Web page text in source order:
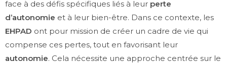
face à des défis spécifiques liés à leur perte
d’autonomie et à leur bien-être. Dans ce contexte, les
EHPAD ont pour mission de créer un cadre de vie qui
compense ces pertes, tout en favorisant leur
autonomie. Cela nécessite une approche centrée sur le